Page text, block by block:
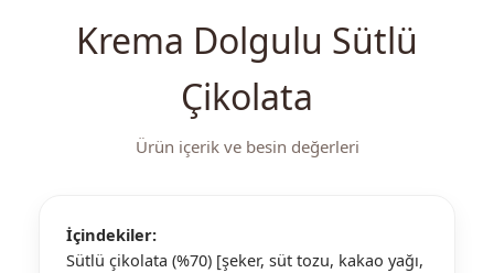
Krema Dolgulu Sütlü
Çikolata
Ürün içerik ve besin değerleri
İçindekiler:
Sütlü çikolata (%70) [şeker, süt tozu, kakao yağı,